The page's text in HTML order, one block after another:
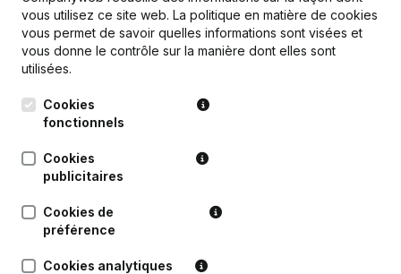
Date Publication
Succursale, etc...)
Questions fréquemment posées
Quel est le numéro de TVA de Gooseberry?
vous utilisez ce site web. La politique en matière de cookies
vous permet de savoir quelles informations sont visées et
vous donne le contrôle sur la manière dont elles sont
utilisées.
Cookies
fonctionnels
Cookies
publicitaires
Cookies de
préférence
Cookies analytiques